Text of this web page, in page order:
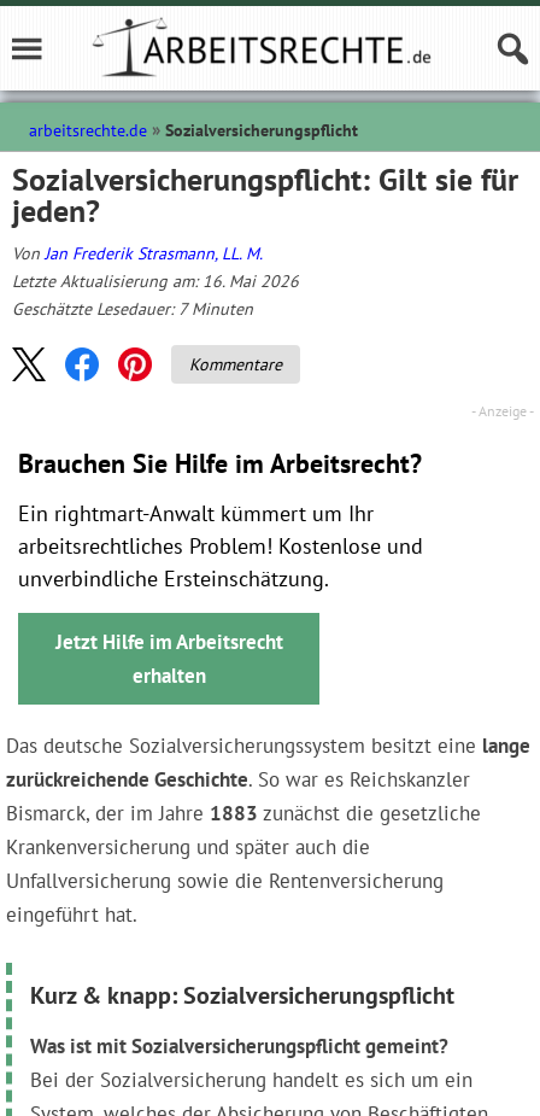
arbeitsrechte.de Sozialversicherungspflicht
Sozialversicherungspflicht: Gilt sie für
jeden?
VonJan Frederik Strasmann, LL. M.
Letzte Aktualisierung am: 16. Mai 2026
Geschätzte Lesedauer: 7 Minuten
Kommentare
Brauchen Sie Hilfe im Arbeitsrecht?
Ein rightmart-Anwalt kümmert um Ihr
arbeitsrechtliches Problem! Kostenlose und
unverbindliche Ersteinschätzung.
Jetzt Hilfe im Arbeitsrecht
erhalten
Das deutsche Sozialversicherungssystem besitzt eine lange
zurückreichende Geschichte. So war es Reichskanzler
Bismarck, der im Jahre 1883 zunächst die gesetzliche
Krankenversicherung und später auch die
Unfallversicherung sowie die Rentenversicherung
eingeführt hat.
Kurz & knapp: Sozialversicherungspflicht
Was ist mit Sozialversicherungspflicht gemeint?
Bei der Sozialversicherung handelt es sich um ein